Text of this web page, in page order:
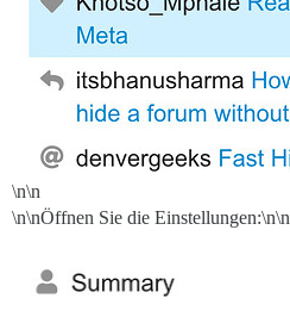
\n\n
\n\nÖffnen Sie die Einstellungen:\n\n